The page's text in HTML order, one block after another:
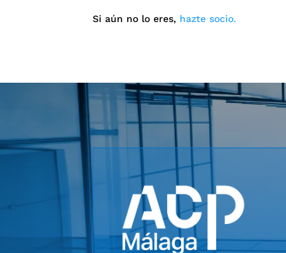
Si aún no lo eres, hazte socio.